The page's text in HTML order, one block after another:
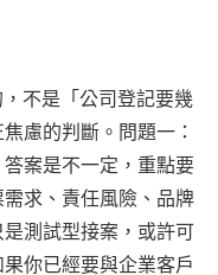
不是「公司登記要幾
慮的判斷。問題一：
案是不一定，重點要
求、責任風險、品牌
測試型接案，或許可
你已經要與企業客戶